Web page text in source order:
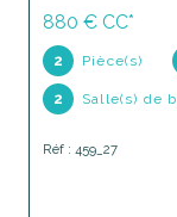
880 € CC*
2 Pièce(s)
2 Salle(s) de
Réf : 459_27